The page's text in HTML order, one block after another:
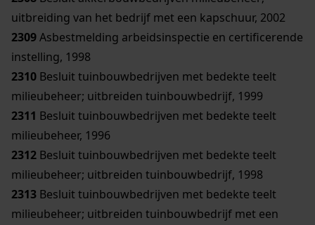
uitbreiding van het bedrijf met een kapschuur, 2002
2309Asbestmelding arbeidsinspectie en certificerende
instelling, 1998
2310 Besluit tuinbouwbedrijven met bedekte teelt
milieubeheer; uitbreiden tuinbouwbedrijf, 1999
2311 Besluit tuinbouwbedrijven met bedekte teelt
milieubeheer, 1996
2312 Besluit tuinbouwbedrijven met bedekte teelt
milieubeheer; uitbreiden tuinbouwbedrijf, 1998
2313 Besluit tuinbouwbedrijven met bedekte teelt
milieubeheer; uitbreiden tuinbouwbedrijf met een